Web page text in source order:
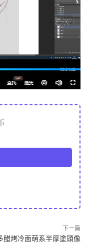
下一篇
醋烤冷面萌系半厚塗頭像